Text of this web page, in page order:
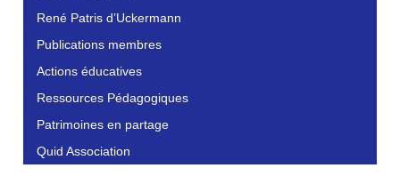
René Patris d’Uckermann
Publications membres
Actions éducatives
Ressources Pédagogiques
Patrimoines en partage
Quid Association